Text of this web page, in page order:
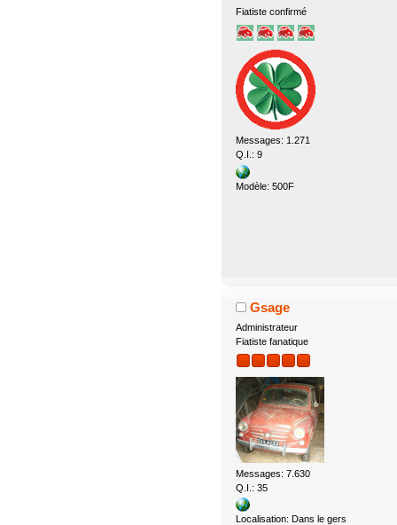
Fiatiste confirmé
Messages: 1.271
Q.I.: 9
Modèle: 500F
Gsage
Administrateur
Fiatiste fanatique
Messages: 7.630
Q.I.: 35
Localisation: Dans le gers